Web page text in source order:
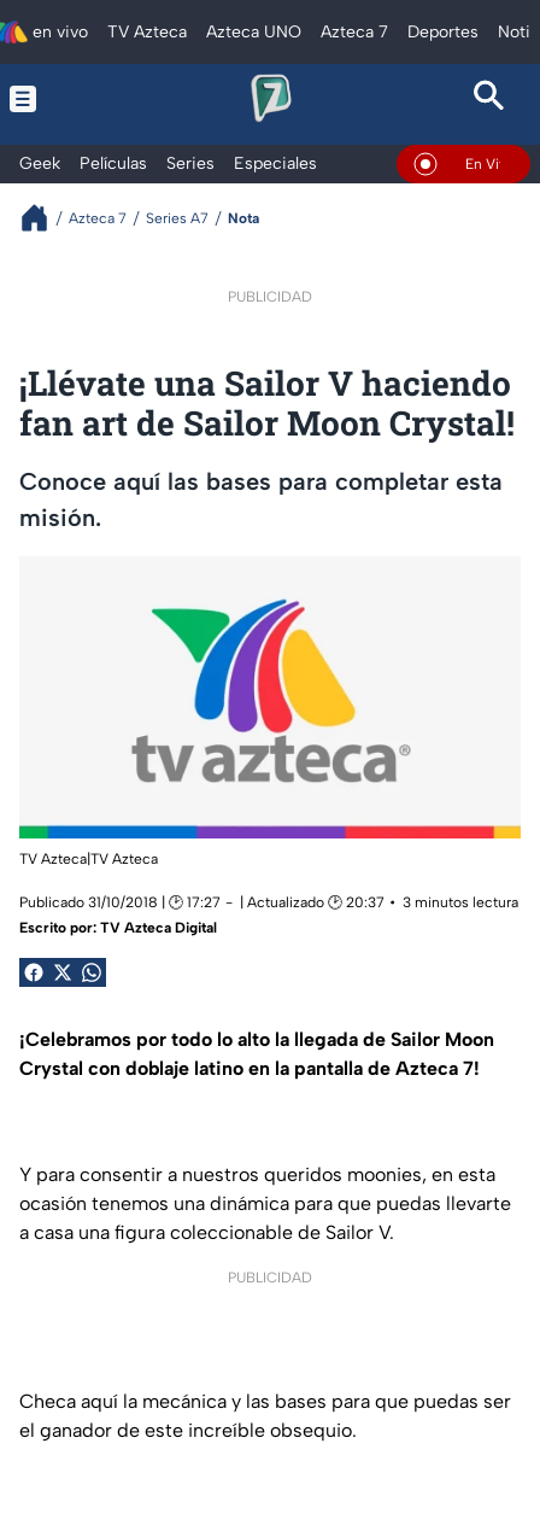
en vivo TV Azteca Azteca UNO Azteca 7 Deportes
Geek Películas Series Especiales En Vivo
Azteca 7 Series A7 Nota
PUBLICIDAD
¡Llévate una Sailor V haciendo
fan art de Sailor Moon Crystal!
Conoce aquí las bases para completar esta
misión.
TV Azteca|TV Azteca
Publicado 31/10/2018 | 🕑 17:27 | Actualizado 🕑 20:37
3 minutos lectura
Escrito por: TV Azteca Digital
¡Celebramos por todo lo alto la llegada de Sailor Moon
Crystal con doblaje latino en la pantalla de Azteca 7!
Y para consentir a nuestros queridos moonies, en esta
ocasión tenemos una dinámica para que puedas llevarte
a casa una figura coleccionable de Sailor V.
PUBLICIDAD
Checa aquí la mecánica y las bases para que puedas ser
el ganador de este increíble obsequio.